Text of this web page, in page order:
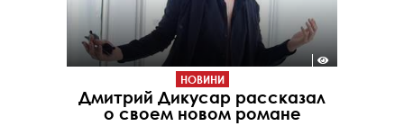
НОВИНИ
Дмитрий Дикусар рассказал
о своем новом романе